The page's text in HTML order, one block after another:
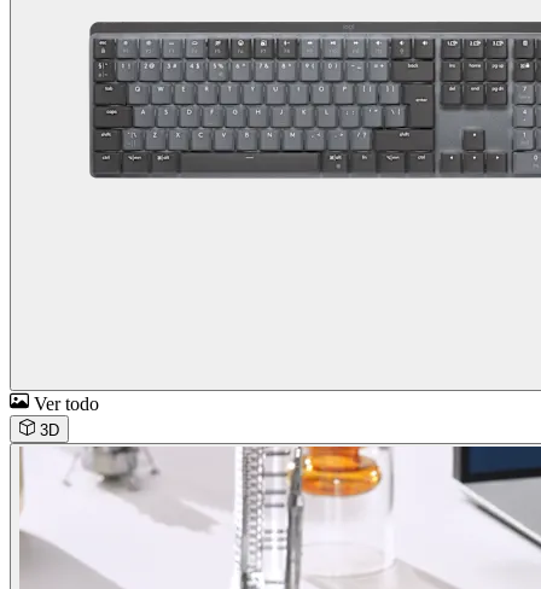
Ver todo
3D